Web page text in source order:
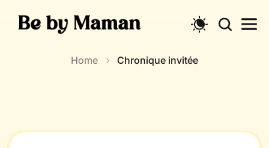
Home Chronique invitée